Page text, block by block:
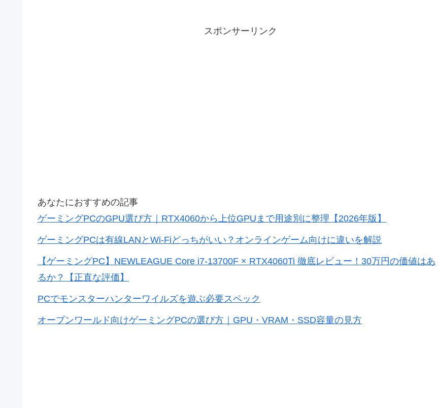
スポンサーリンク
あなたにおすすめの記事
ゲーミングPCのGPU選び方｜RTX4060から上位GPUまで用途別に整理【2026年版】
ゲーミングPCは有線LANとWi-Fiどっちがいい？オンラインゲーム向けに違いを解説
【ゲーミングPC】NEWLEAGUE Core i7-13700F × RTX4060Ti 徹底レビュー！30万円の価値はあ
るか？【正直な評価】
PCでモンスターハンターワイルズを遊ぶ必要スペック
オープンワールド向けゲーミングPCの選び方｜GPU・VRAM・SSD容量の見方